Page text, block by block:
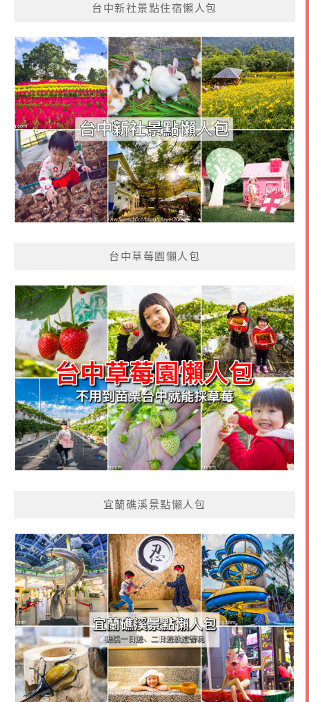
台中新社景點住宿懶人包
台中草莓園懶人包
宜蘭礁溪景點懶人包